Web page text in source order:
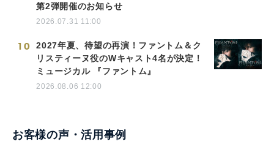
第2弾開催のお知らせ
2026.07.31 11:00
10
2027年夏、待望の再演！ファントム＆ク
リスティーヌ役のWキャスト4名が決定！
ミュージカル 『ファントム』
2026.08.06 12:00
お客様の声・活用事例